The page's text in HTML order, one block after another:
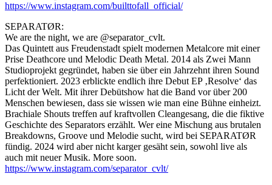
https://www.instagram.com/builttofall_official/
SEPARATØR:
We are the night, we are @separator_cvlt.
Das Quintett aus Freudenstadt spielt modernen Metalcore mit einer
Prise Deathcore und Melodic Death Metal. 2014 als Zwei Mann
Studioprojekt gegründet, haben sie über ein Jahrzehnt ihren Sound
perfektioniert. 2023 erblickte endlich ihre Debut EP ‚Resolve‘ das
Licht der Welt. Mit ihrer Debütshow hat die Band vor über 200
Menschen bewiesen, dass sie wissen wie man eine Bühne einheizt.
Brachiale Shouts treffen auf kraftvollen Cleangesang, die die fiktive
Geschichte des Separators erzählt. Wer eine Mischung aus brutalen
Breakdowns, Groove und Melodie sucht, wird bei SEPARATØR
fündig. 2024 wird aber nicht karger gesäht sein, sowohl live als
auch mit neuer Musik. More soon.
https://www.instagram.com/separator_cvlt/